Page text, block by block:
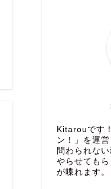
Kitarouです
ン！」を運
問わられな
やらせても
が喋れます。